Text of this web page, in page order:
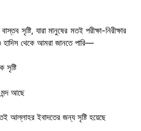
সৃষ্টি, যারা মানুষের মতই পরীক্ষা-নিরীক্ষার
থেকে আমরা জানতে পারি—
আছে
আল্লাহর ইবাদতের জন্য সৃষ্টি হয়েছে